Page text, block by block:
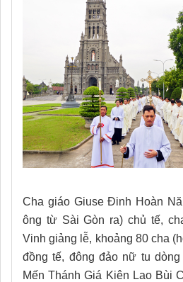
Cha giáo Giuse Đinh Hoàn
ông từ Sài Gòn ra) chủ tế,
Vinh giảng lễ, khoảng 80 cha
đồng tế, đông đảo nữ tu
Mến Thánh Giá Kiên Lao Bùi